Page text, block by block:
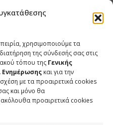
χρησιμοποιούμε τα
της σύνδεσής σας στις
τόπου της Γενικής
Ενημέρωσης και για την
με τα προαιρετικά cookies
και μόνο θα
προαιρετικά cookies
Πάντου